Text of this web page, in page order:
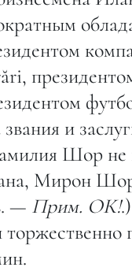
и
Шор не
Мирон
— Прим. ОК!